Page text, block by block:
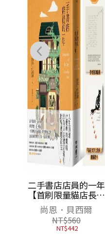
二手書店店員的一年
【首刷限量貓店長透
卡贈品版】
尚恩．貝西爾
NT$560
NT$442